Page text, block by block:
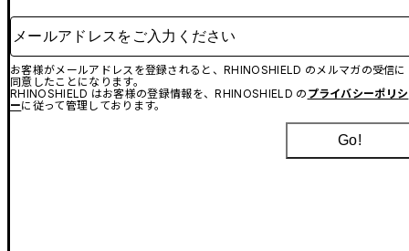
メールアドレスをご入力ください
お客様がメールアドレスを登録されると、RHINOSHIELD のメルマガの受信に
同意したことになります。
RHINOSHIELD はお客様の登録情報を、RHINOSHIELD の プライバシーポリシ
ーに従って管理しております。
Go!